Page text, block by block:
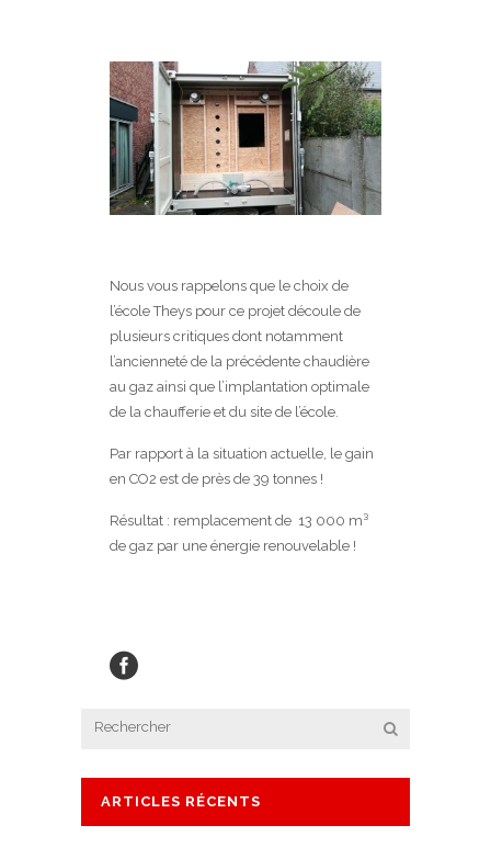
Nous vous rappelons que le choix de
l’école Theys pour ce projet découle de
plusieurs critiques dont notamment
l’ancienneté de la précédente chaudière
au gaz ainsi que l’implantation optimale
de la chaufferie et du site de l’école.
Par rapport à la situation actuelle, le gain
en CO2 est de près de 39 tonnes !
Résultat : remplacement de 13 000 m³
de gaz par une énergie renouvelable !
ARTICLES RÉCENTS